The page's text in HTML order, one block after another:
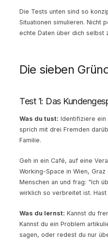
Die Tests unten sind so
Situationen simulieren. Nicht
echte Daten über dich selbst
Die sieben
Test 1: Das
Was du tust: Identifiziere ein
sprich mit drei Fremden
Familie.
Geh in ein Café, auf eine
Working-Space in Wien,
Menschen an und frag: "Ich
wirklich so verbreitet ist. Hast
Was du lernst: Kannst du
Kannst du ein Problem
sagen, oder redest du nur